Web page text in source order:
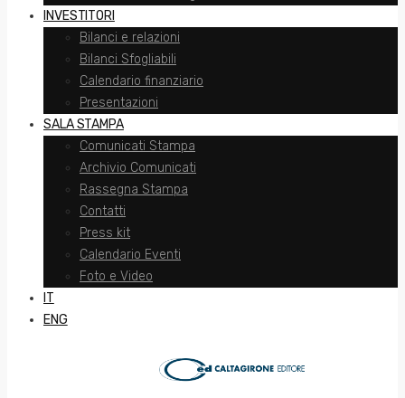
INVESTITORI
Bilanci e relazioni
Bilanci Sfogliabili
Calendario finanziario
Presentazioni
SALA STAMPA
Comunicati Stampa
Archivio Comunicati
Rassegna Stampa
Contatti
Press kit
Calendario Eventi
Foto e Video
IT
ENG